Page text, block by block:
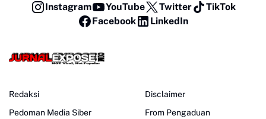
Instagram YouTube Twitter
TikTok
Facebook
LinkedIn
Redaksi
Pedoman Media Siber
Disclaimer
From Pengaduan